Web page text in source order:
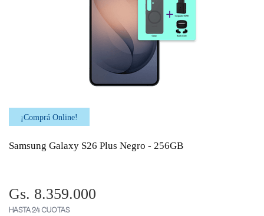
¡Comprá Online!
Samsung Galaxy S26 Plus Negro - 256GB
Gs. 8.359.000
HASTA 24 CUOTAS